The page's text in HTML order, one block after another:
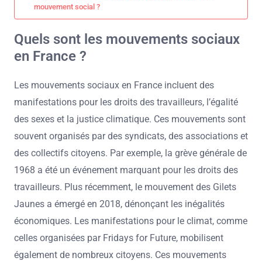
mouvement social ?
Quels sont les mouvements sociaux
en France ?
Les mouvements sociaux en France incluent des
manifestations pour les droits des travailleurs, l’égalité
des sexes et la justice climatique. Ces mouvements sont
souvent organisés par des syndicats, des associations et
des collectifs citoyens. Par exemple, la grève générale de
1968 a été un événement marquant pour les droits des
travailleurs. Plus récemment, le mouvement des Gilets
Jaunes a émergé en 2018, dénonçant les inégalités
économiques. Les manifestations pour le climat, comme
celles organisées par Fridays for Future, mobilisent
également de nombreux citoyens. Ces mouvements